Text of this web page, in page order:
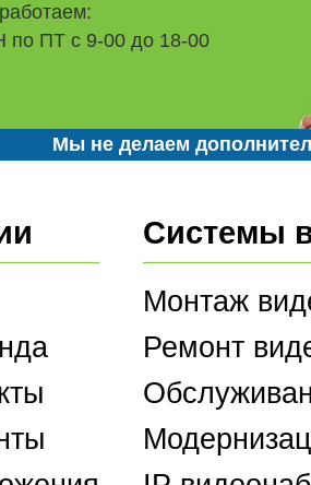
по ПТ с 9-00 до 18-00
Мы не делаем
Системы
Монтаж
Ремонт